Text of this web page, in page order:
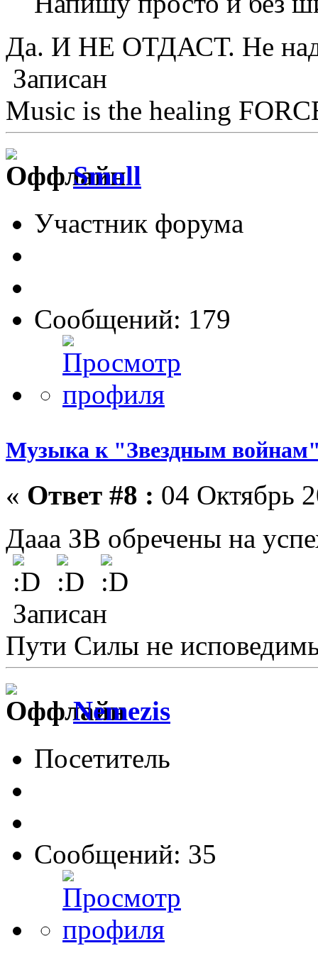
Да. И НЕ ОТДАСТ. Не
Записан
Music is the healing
Smoll
Участник форума
Сообщений: 179
Музыка к "Звездным
« Ответ #8 : 04 Октябрь
Дааа ЗВ обречены на
Записан
Пути Силы не
Nemezis
Посетитель
Сообщений: 35